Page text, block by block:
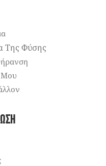
Της Φύσης
Μου